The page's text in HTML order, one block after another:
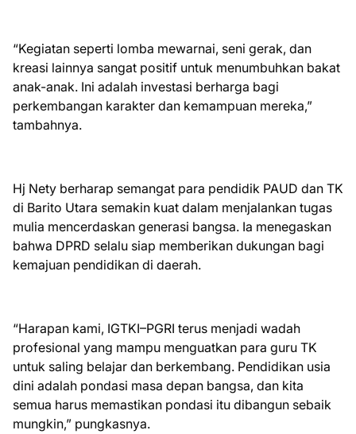
“Kegiatan seperti lomba mewarnai, seni gerak, dan
kreasi lainnya sangat positif untuk menumbuhkan bakat
anak-anak. Ini adalah investasi berharga bagi
perkembangan karakter dan kemampuan mereka,”
tambahnya.
Hj Nety berharap semangat para pendidik PAUD dan TK
di Barito Utara semakin kuat dalam menjalankan tugas
mulia mencerdaskan generasi bangsa. Ia menegaskan
bahwa DPRD selalu siap memberikan dukungan bagi
kemajuan pendidikan di daerah.
“Harapan kami, IGTKI–PGRI terus menjadi wadah
profesional yang mampu menguatkan para guru TK
untuk saling belajar dan berkembang. Pendidikan usia
dini adalah pondasi masa depan bangsa, dan kita
semua harus memastikan pondasi itu dibangun sebaik
mungkin,” pungkasnya.